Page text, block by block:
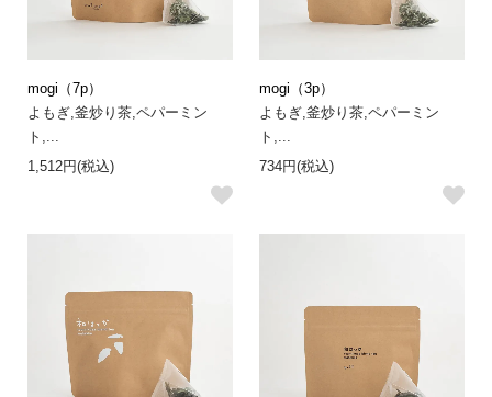
mogi（7p）
よもぎ,釜炒り茶,ペパーミン
ト,...
1,512円(税込)
mogi（3p）
よもぎ,釜炒り茶,ペパーミン
ト,...
734円(税込)